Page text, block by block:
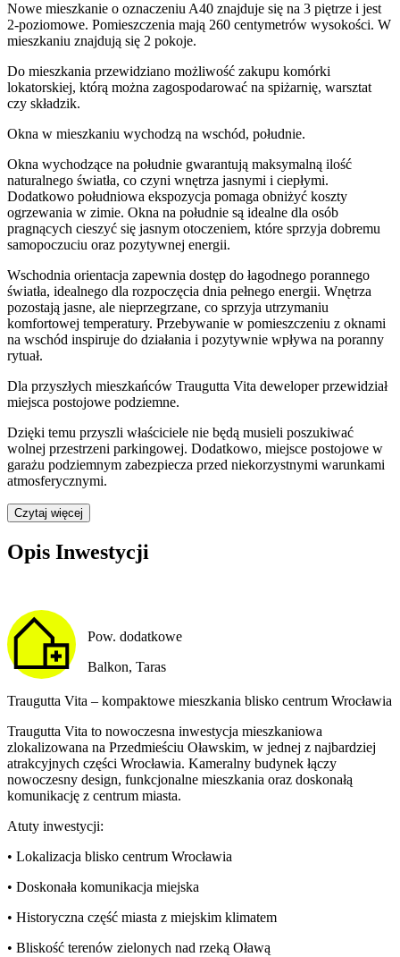
Nowe mieszkanie o oznaczeniu A40 znajduje się na 3 piętrze i jest
2-poziomowe. Pomieszczenia mają 260 centymetrów wysokości. W
mieszkaniu znajdują się 2 pokoje.
Do mieszkania przewidziano możliwość zakupu komórki
lokatorskiej, którą można zagospodarować na spiżarnię, warsztat
czy składzik.
Okna w mieszkaniu wychodzą na wschód, południe.
Okna wychodzące na południe gwarantują maksymalną ilość
naturalnego światła, co czyni wnętrza jasnymi i ciepłymi.
Dodatkowo południowa ekspozycja pomaga obniżyć koszty
ogrzewania w zimie. Okna na południe są idealne dla osób
pragnących cieszyć się jasnym otoczeniem, które sprzyja dobremu
samopoczuciu oraz pozytywnej energii.
Wschodnia orientacja zapewnia dostęp do łagodnego porannego
światła, idealnego dla rozpoczęcia dnia pełnego energii. Wnętrza
pozostają jasne, ale nieprzegrzane, co sprzyja utrzymaniu
komfortowej temperatury. Przebywanie w pomieszczeniu z oknami
na wschód inspiruje do działania i pozytywnie wpływa na poranny
rytuał.
Dla przyszłych mieszkańców Traugutta Vita deweloper przewidział
miejsca postojowe podziemne.
Dzięki temu przyszli właściciele nie będą musieli poszukiwać
wolnej przestrzeni parkingowej. Dodatkowo, miejsce postojowe w
garażu podziemnym zabezpiecza przed niekorzystnymi warunkami
atmosferycznymi.
Czytaj więcej
Opis Inwestycji
Pow. dodatkowe
Balkon, Taras
Traugutta Vita – kompaktowe mieszkania blisko centrum Wrocławia
Traugutta Vita to nowoczesna inwestycja mieszkaniowa
zlokalizowana na Przedmieściu Oławskim, w jednej z najbardziej
atrakcyjnych części Wrocławia. Kameralny budynek łączy
nowoczesny design, funkcjonalne mieszkania oraz doskonałą
komunikację z centrum miasta.
Atuty inwestycji:
• Lokalizacja blisko centrum Wrocławia
• Doskonała komunikacja miejska
• Historyczna część miasta z miejskim klimatem
• Bliskość terenów zielonych nad rzeką Oławą